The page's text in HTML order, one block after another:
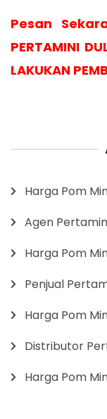
Pesan
PERTAMINI
LAKUKAN
Harga Pom
Agen
Harga Pom
Penjual
Harga Pom
Distributor
Harga Pom